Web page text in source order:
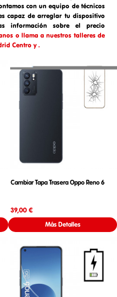
con un equipo de técnicos
capaz de arreglar tu dispositivo
información sobre el precio
o llama a nuestros talleres de
Centro y .
Cambiar Tapa Trasera Oppo Reno 6
39,00 €
Más Detalles